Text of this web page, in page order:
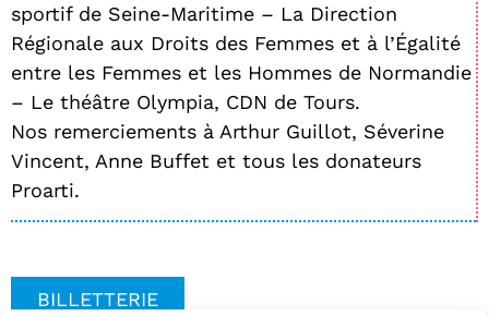
sportif de Seine-Maritime – La Direction
Régionale aux Droits des Femmes et à l’Égalité
entre les Femmes et les Hommes de Normandie
– Le théâtre Olympia, CDN de Tours.
Nos remerciements à Arthur Guillot, Séverine
Vincent, Anne Buffet et tous les donateurs
Proarti.
BILLETTERIE